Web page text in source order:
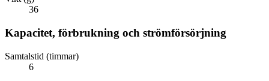
36
Kapacitet, förbrukning och strömförsörjning
Samtalstid (timmar)
6